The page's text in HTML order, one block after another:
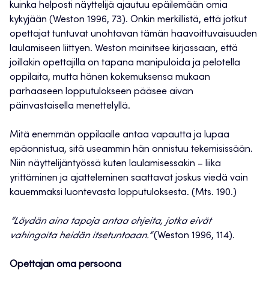
kuinka helposti näyttelijä ajautuu epäilemään omia
kykyjään (Weston 1996, 73). Onkin merkillistä, että jotkut
opettajat tuntuvat unohtavan tämän haavoittuvaisuuden
laulamiseen liittyen. Weston mainitsee kirjassaan, että
joillakin opettajilla on tapana manipuloida ja pelotella
oppilaita, mutta hänen kokemuksensa mukaan
parhaaseen lopputulokseen pääsee aivan
päinvastaisella menettelyllä.
Mitä enemmän oppilaalle antaa vapautta ja lupaa
epäonnistua, sitä useammin hän onnistuu tekemisissään.
Niin näyttelijäntyössä kuten laulamisessakin – liika
yrittäminen ja ajatteleminen saattavat joskus viedä vain
kauemmaksi luontevasta lopputuloksesta. (Mts. 190.)
”Löydän aina tapoja antaa ohjeita, jotka eivät
vahingoita heidän itsetuntoaan.”(Weston 1996, 114).
Opettajan oma persoona